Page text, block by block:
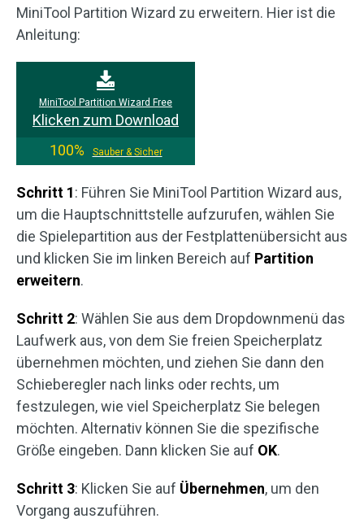
MiniTool Partition Wizard zu erweitern. Hier ist die
Anleitung:
MiniTool Partition Wizard Free
Klicken zum Download
100%
Sauber & Sicher
Schritt 1: Führen Sie MiniTool Partition Wizard aus,
um die Hauptschnittstelle aufzurufen, wählen Sie
die Spielepartition aus der Festplattenübersicht aus
und klicken Sie im linken Bereich auf Partition
erweitern.
Schritt 2: Wählen Sie aus dem Dropdownmenü das
Laufwerk aus, von dem Sie freien Speicherplatz
übernehmen möchten, und ziehen Sie dann den
Schieberegler nach links oder rechts, um
festzulegen, wie viel Speicherplatz Sie belegen
möchten. Alternativ können Sie die spezifische
Größe eingeben. Dann klicken Sie auf OK.
Schritt 3: Klicken Sie auf Übernehmen, um den
Vorgang auszuführen.